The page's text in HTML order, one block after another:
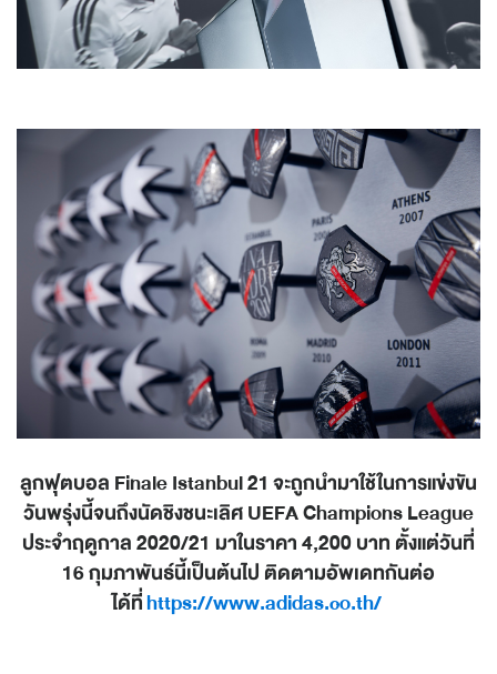
ลูกฟุตบอล Finale Istanbul 21 จะถูกนำมาใช้ในการแข่งขัน
วันพรุ่งนี้จนถึงนัดชิงชนะเลิศ UEFA Champions League
ประจำฤดูกาล 2020/21 มาในราคา 4,200 บาท ตั้งแต่วันที่
16 กุมภาพันธ์นี้เป็นต้นไป ติดตามอัพเดทกันต่อ
ได้ที่https://www.adidas.co.th/